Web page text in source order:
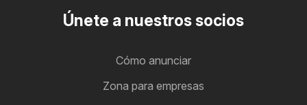
Únete a nuestros socios
Cómo anunciar
Zona para empresas